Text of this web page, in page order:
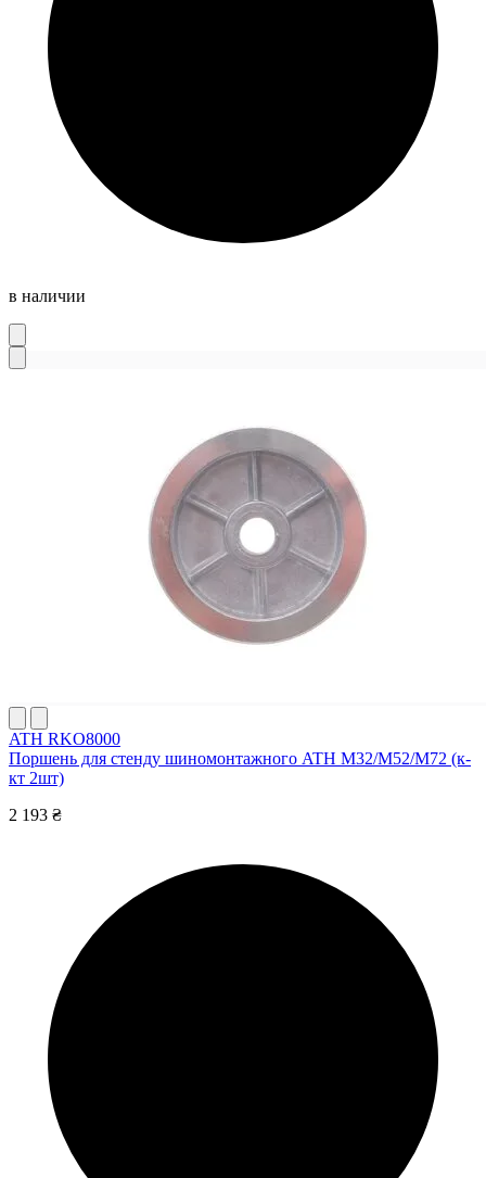
в наличии
ATH RKO8000
Поршень для стенду шиномонтажного ATH M32/M52/M72 (к-
кт 2шт)
2 193 ₴